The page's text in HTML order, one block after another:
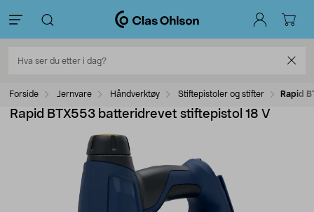
Forside Jernvare Håndverktøy Stiftepistoler og stifter Rapid
Rapid BTX553 batteridrevet stiftepistol 18 V